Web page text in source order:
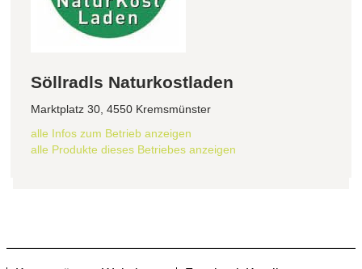
Söllradls Naturkostladen
Marktplatz 30, 4550 Kremsmünster
alle Infos zum Betrieb anzeigen
alle Produkte dieses Betriebes anzeigen